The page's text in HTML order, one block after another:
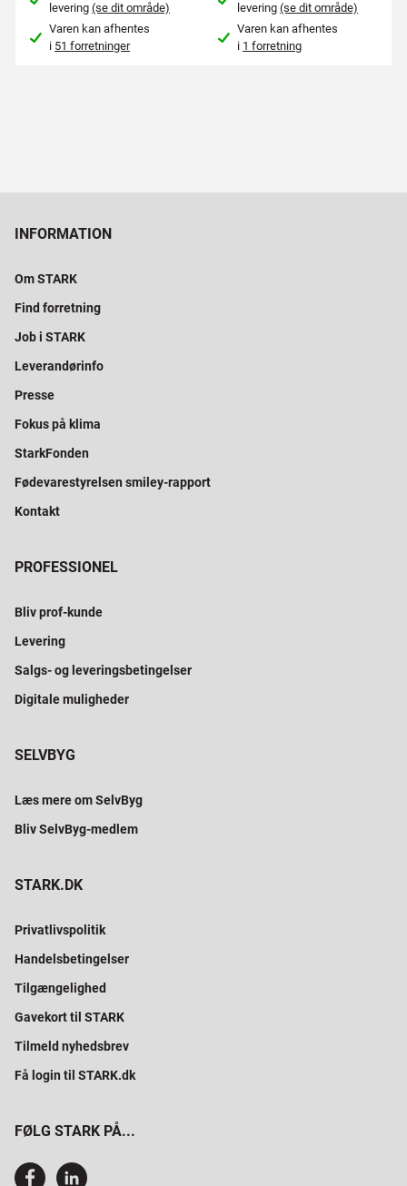
levering(se dit område)
Varen kan afhentes
i 51 forretninger
levering(se dit område)
Varen kan afhentes
i 1 forretning
INFORMATION
Om STARK
Find forretning
Job i STARK
Leverandørinfo
Presse
Fokus på klima
StarkFonden
Fødevarestyrelsen smiley-rapport
Kontakt
PROFESSIONEL
Bliv prof-kunde
Levering
Salgs- og leveringsbetingelser
Digitale muligheder
SELVBYG
Læs mere om SelvByg
Bliv SelvByg-medlem
STARK.DK
Privatlivspolitik
Handelsbetingelser
Tilgængelighed
Gavekort til STARK
Tilmeld nyhedsbrev
Få login til STARK.dk
FØLG STARK PÅ...